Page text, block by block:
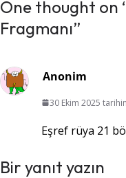
One thought on
Fragmanı”
Anonim
30 Ekim 2025
Eşref rüya 21
Bir yanıt yazın